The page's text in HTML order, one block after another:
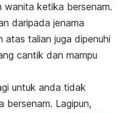
wanita ketika bersenam.
daripada jenama
atas talian juga dipenuhi
cantik dan mampu
untuk anda tidak
bersenam. Lagipun,